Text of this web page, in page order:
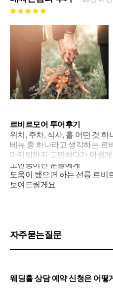
르비르모어 투어후기
위치, 주차, 식사, 홀 어떤 것
베뉴 중 하나라고 생각하는 르
마지막까지 고민하다가 아쉽
고민중이신 분들에게
도움이 됐으면 하는 선릉 르비
보여드릴게요
지하철역에서 밖으로 나오지
2. 주차 건물 내 가능 450대정
자주묻는질문
웨딩홀 상담 예약 신청은 어떻